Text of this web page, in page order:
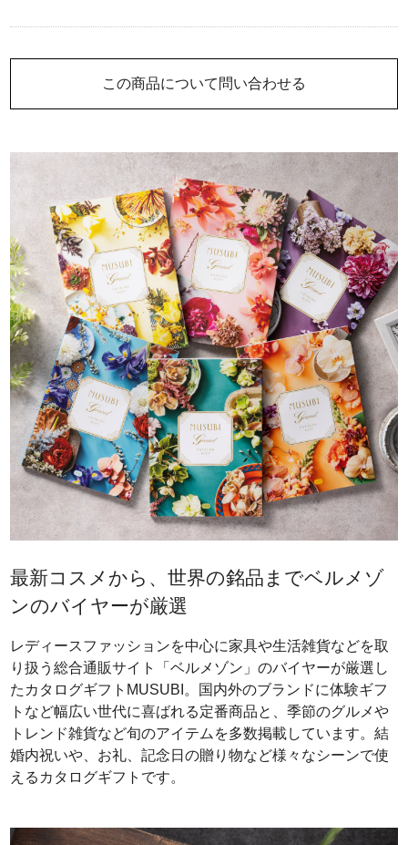
この商品について問い合わせる
最新コスメから、世界の銘品までベルメゾ
ンのバイヤーが厳選
レディースファッションを中心に家具や生活雑貨などを取
り扱う総合通販サイト「ベルメゾン」のバイヤーが厳選し
たカタログギフトMUSUBI。国内外のブランドに体験ギフ
トなど幅広い世代に喜ばれる定番商品と、季節のグルメや
トレンド雑貨など旬のアイテムを多数掲載しています。結
婚内祝いや、お礼、記念日の贈り物など様々なシーンで使
えるカタログギフトです。